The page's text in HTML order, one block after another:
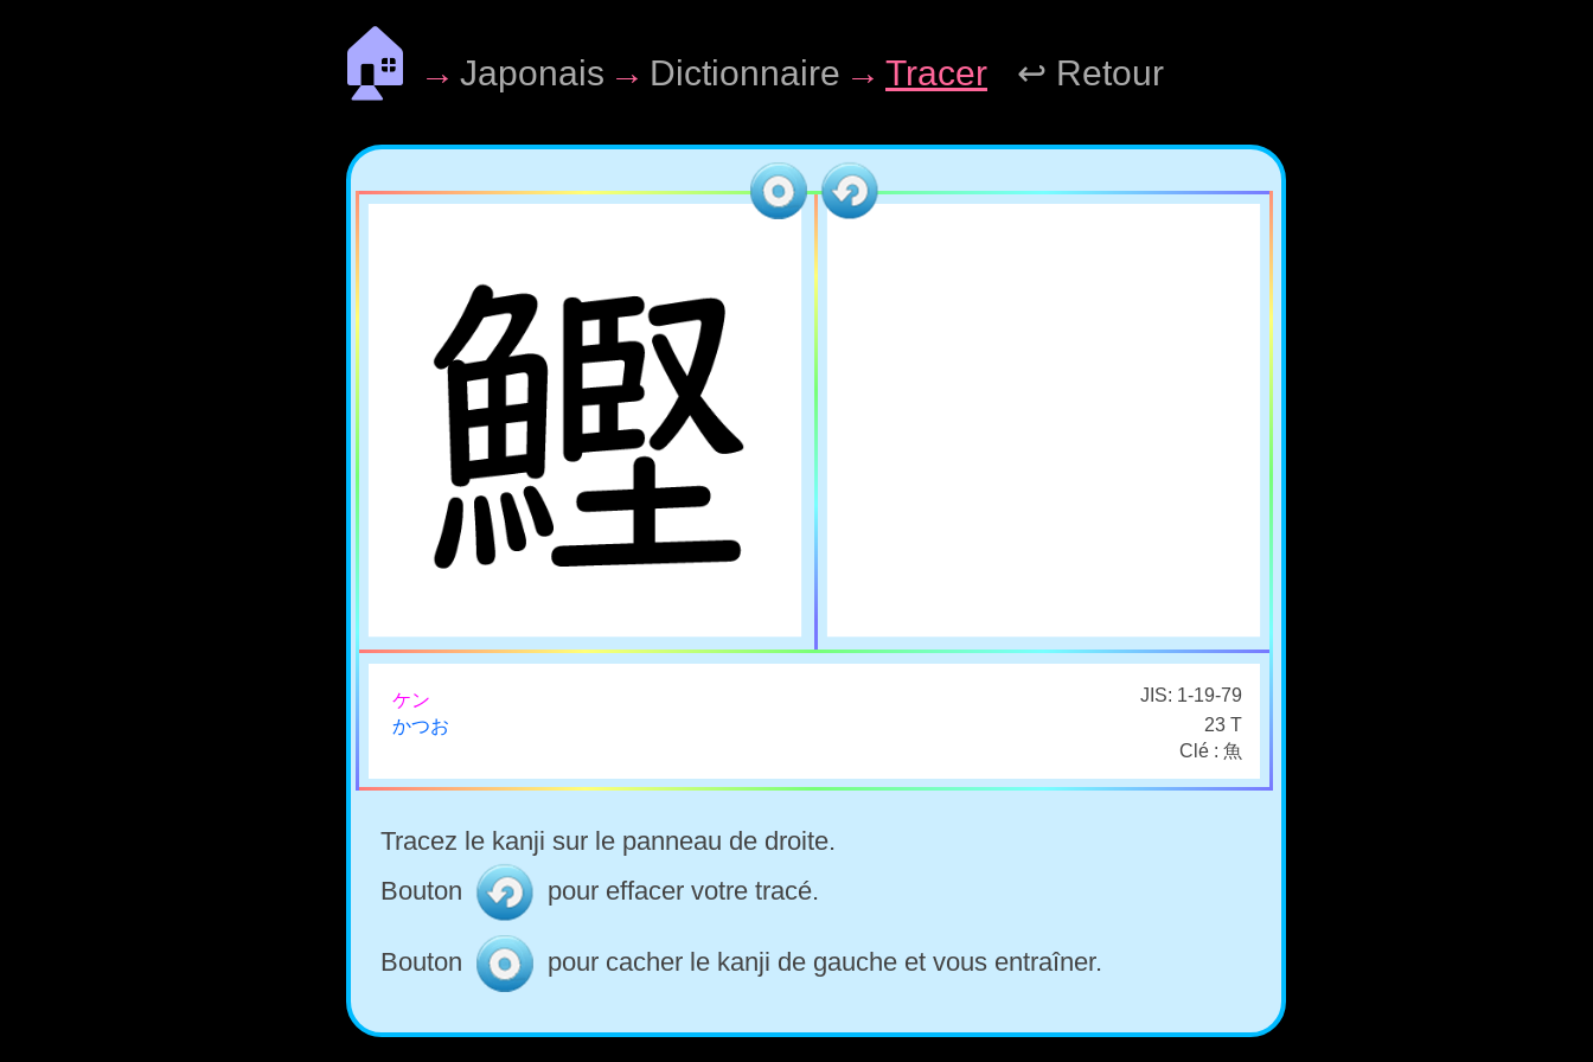
🏠 → Japonais → Dictionnaire → Tracer ↩ Retour
ケン
JIS: 1-19-79
かつお
23 T
Clé : 魚
Tracez le kanji sur le panneau de droite.
Bouton
pour effacer votre tracé.
Bouton pour cacher le kanji de gauche et vous entraîner.